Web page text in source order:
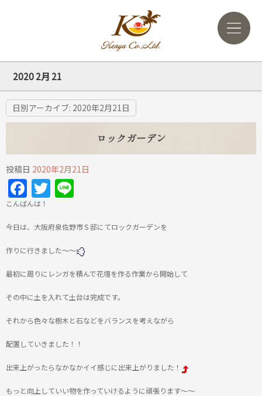
2020 2月 21
日別アーカイブ: 2020年2月21日
ロックガーデン
投稿日 2020年2月21日
Facebook
Twitter
こんばんは！
今日は、大阪府泉佐野市Ｓ邸にてロックガーデンを
作りに行きました～～
最初に周りにレンガを積んで花壇を作る作業から開始して
その中に土を入れて土台は完成です。
それから色々な樹木と石などをバランスを考えながら
配置していきました！！
出来上がったらなかなかイイ感じに出来上がりました！
もっと向上していい物を作っていけるように頑張ります～～